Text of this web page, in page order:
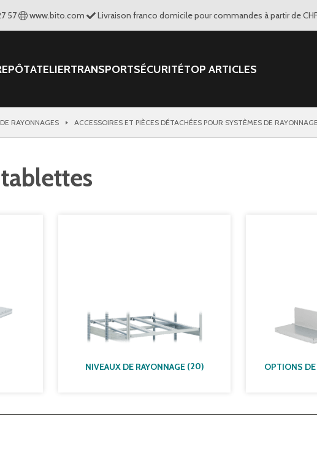
57 www.bito.com Livraison franco domicile pour commandes à partir de
ATELIERTRANSPORTSÉCURITÉTOP ARTICLES
RAYONNAGES ACCESSOIRES ET PIÈCES DÉTACHÉES POUR SYSTÈMES DE
NIVEAUX DE RAYONNAGE (20)